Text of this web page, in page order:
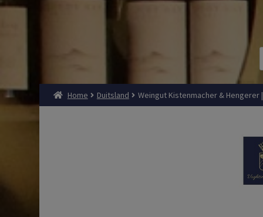
Home Duitsland Weingut Kistenmacher & Hengerer